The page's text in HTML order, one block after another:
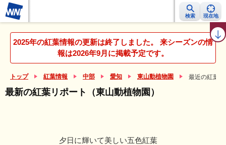
検索 現在地
紅葉レーダー 紅葉ニュース 京都 見頃カレンダー 名所ランキング
2025年の紅葉情報の更新は終了しました。 来シーズンの情
報は2026年9月に掲載予定です。
トップ 紅葉情報 中部 愛知 東山動植物園 最近の紅葉
最新の紅葉リポート（東山動植物園）
夕日に輝いて美しい五色紅葉